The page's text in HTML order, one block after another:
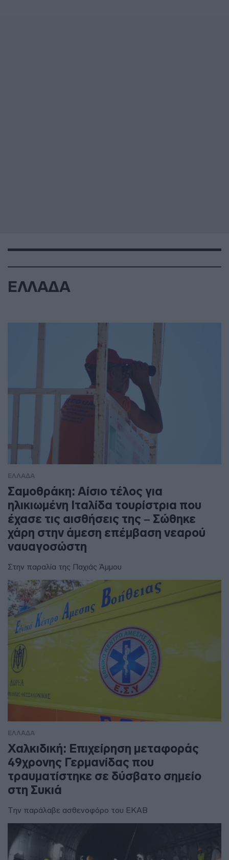
ΕΛΛΑΔΑ
ΕΛΛΑΔΑ
Σαμοθράκη: Αίσιο τέλος για
ηλικιωμένη Ιταλίδα τουρίστρια που
έχασε τις αισθήσεις της – Σώθηκε
χάρη στην άμεση επέμβαση νεαρού
ναυαγοσώστη
Στην παραλία της Παχιάς Άμμου
ΕΛΛΑΔΑ
Χαλκιδική: Επιχείρηση μεταφοράς
49χρονης Γερμανίδας που
τραυματίστηκε σε δύσβατο σημείο
στη Συκιά
Την παράλαβε ασθενοφόρο του ΕΚΑΒ